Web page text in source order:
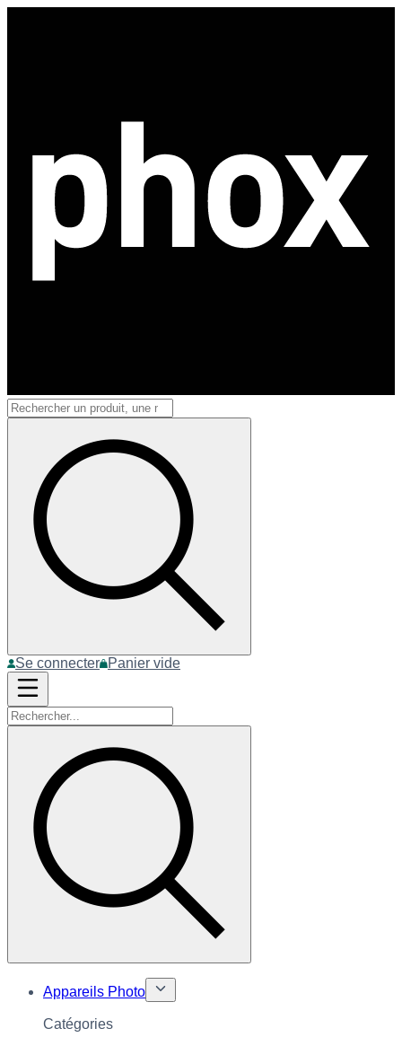
Se connecter Panier vide
Appareils Photo
Catégories